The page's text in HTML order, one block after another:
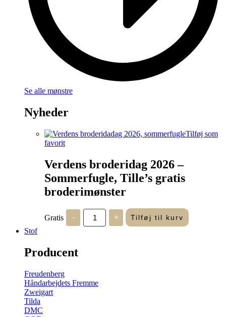
Se alle mønstre
Nyheder
Tilføj som
favorit
Verdens broderidag 2026 –
Sommerfugle, Tille’s gratis
broderimønster
Gratis -
Verdens
broderidag
2026
+ Tilføj til kurv
Stof
Producent
Freudenberg
Håndarbejdets Fremme
Zweigart
Tilda
DMC